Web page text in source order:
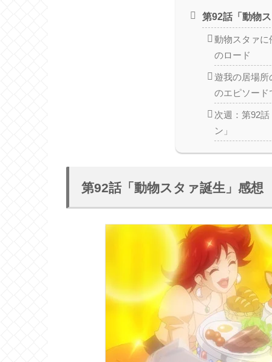
第92話「動物
動物スタァに
のロード
遊我の居場所
のエピソード
次週：第92
ン」
第92話「動物スタァ誕生」感想